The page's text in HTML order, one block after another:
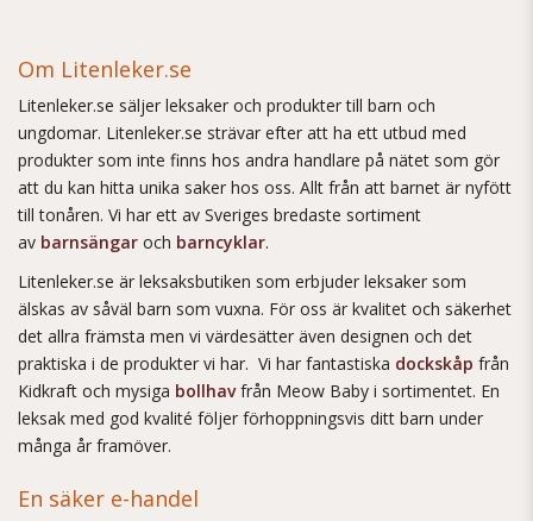
Om Litenleker.se
Litenleker.se säljer leksaker och produkter till barn och
ungdomar. Litenleker.se strävar efter att ha ett utbud med
produkter som inte finns hos andra handlare på nätet som gör
att du kan hitta unika saker hos oss. Allt från att barnet är nyfött
till tonåren. Vi har ett av Sveriges bredaste sortiment
av barnsängar och barncyklar.
Litenleker.se är leksaksbutiken som erbjuder leksaker som
älskas av såväl barn som vuxna. För oss är kvalitet och säkerhet
det allra främsta men vi värdesätter även designen och det
praktiska i de produkter vi har. Vi har fantastiska dockskåp från
Kidkraft och mysiga bollhavfrån Meow Baby i sortimentet. En
leksak med god kvalité följer förhoppningsvis ditt barn under
många år framöver.
En säker e-handel